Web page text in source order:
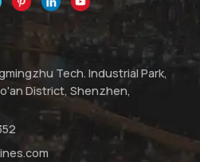
Tech. Industrial Park,
District, Shenzhen,